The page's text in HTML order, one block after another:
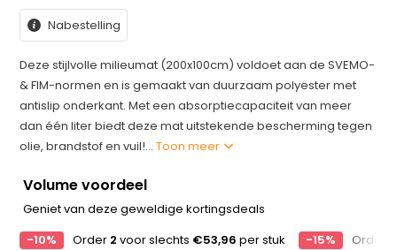
Nabestelling
Deze stijlvolle milieumat (200x100cm) voldoet aan de SVEMO-
& FIM-normen en is gemaakt van duurzaam polyester met
antislip onderkant. Met een absorptiecapaciteit van meer
dan één liter biedt deze mat uitstekende bescherming tegen
olie, brandstof en vuil!...Toon meer
Volume voordeel
Geniet van deze geweldige kortingsdeals
-10%
Order 2 voor slechts €53,96 per stuk -15% Order